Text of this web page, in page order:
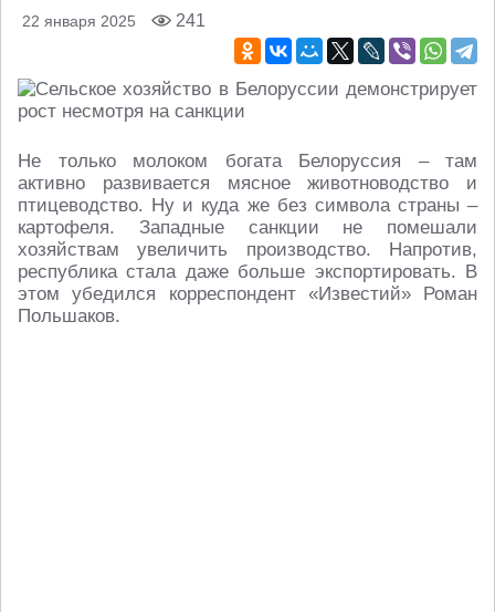
22 января 2025 241
Не только молоком богата Белоруссия – там
активно развивается мясное животноводство и
птицеводство. Ну и куда же без символа страны –
картофеля. Западные санкции не помешали
хозяйствам увеличить производство. Напротив,
республика стала даже больше экспортировать. В
этом убедился корреспондент «Известий» Роман
Польшаков.